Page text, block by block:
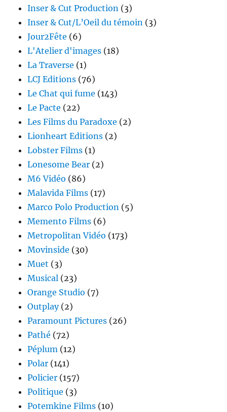
Inser & Cut Production (3)
Inser & Cut/L’Oeil du témoin (3)
Jour2Fête (6)
L'Atelier d'images (18)
La Traverse (1)
LCJ Editions (76)
Le Chat qui fume (143)
Le Pacte (22)
Les Films du Paradoxe (2)
Lionheart Editions (2)
Lobster Films (1)
Lonesome Bear (2)
M6 Vidéo (86)
Malavida Films (17)
Marco Polo Production (5)
Memento Films (6)
Metropolitan Vidéo (173)
Movinside (30)
Muet (3)
Musical (23)
Orange Studio (7)
Outplay(2)
Paramount Pictures (26)
Pathé (72)
Péplum (12)
Polar (141)
Policier (157)
Politique (3)
Potemkine Films (10)